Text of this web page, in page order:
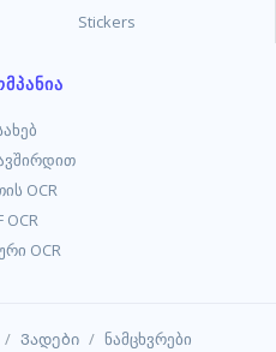
Stickers
OCR
OCR
OCR
/ Ვადები / ნამცხვრები